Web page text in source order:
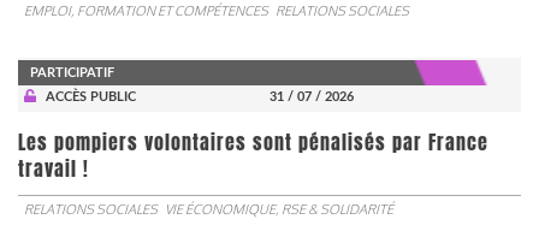
EMPLOI, FORMATION ET COMPÉTENCES RELATIONS SOCIALES
PARTICIPATIF
ACCÈS PUBLIC
31 / 07 / 2026
Les pompiers volontaires sont pénalisés par France
travail !
RELATIONS SOCIALES VIE ÉCONOMIQUE, RSE & SOLIDARITÉ